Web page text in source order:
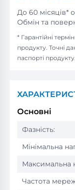
До 60 місяців*
Обмін та
* Гарантійні
продукту. Точні
паспорті продукту.
Основні
Фазність:
Мінімальна
Максимальна
Частота